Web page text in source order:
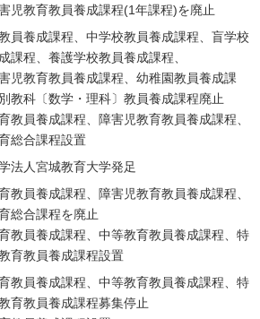
児教育教員養成課程(1年課程)を廃止
員養成課程、中学校教員養成課程、盲学校
課程、養護学校教員養成課程、
児教育教員養成課程、幼稚園教員養成課
教科〔数学・理科〕教員養成課程廃止
教員養成課程、障害児教育教員養成課程、
総合課程設置
法人宮城教育大学発足
教員養成課程、障害児教育教員養成課程、
総合課程を廃止
教員養成課程、中等教育教員養成課程、特
育教員養成課程設置
教員養成課程、中等教育教員養成課程、特
育教員養成課程募集停止